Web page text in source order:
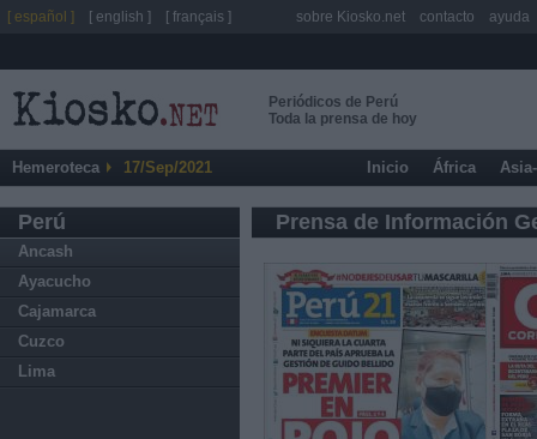
Periódicos de Perú
Toda la prensa de hoy
Hemeroteca 17/Sep/2021 Inicio África
Perú
Ancash
Ayacucho
Cajamarca
Cuzco
Lima
Prensa de Información
[ español ] [ english ] [ français ] sobre Kiosko.net contacto ayuda